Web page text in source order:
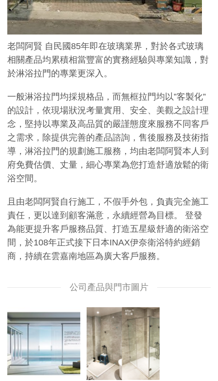
老闆阿賢 自民國85年即在玻璃業界，對於各式玻璃
相關產品均累積相當豐富的實務經驗與專業知識，對
於淋浴拉門的專業更深入。
一般淋浴拉門均採規格品，而無框拉門均以”客製化”
的設計，依現場狀況考量實用、安全、美觀之設計理
念，堅持以專業及高品質的嚴謹態度來服務不同客戶
之需求，除提供完善的產品諮詢，售後服務及技術指
導，淋浴拉門的規劃施工服務，均由老闆阿賢本人到
府免費估價、丈量，細心專業為您打造舒適放鬆的衛
浴空間。
且由老闆阿賢自行施工，不假手外包，負責完全施工
責任，更以達到顧客滿意，永續經營為目標。 登發
為能更提升客戶服務品質、打造五星級舒適的衛浴空
間，於108年正式接下日本INAX伊奈衛浴特約經銷
商，持續在雲嘉南地區為廣大客戶服務。
公司產品與門市圖片